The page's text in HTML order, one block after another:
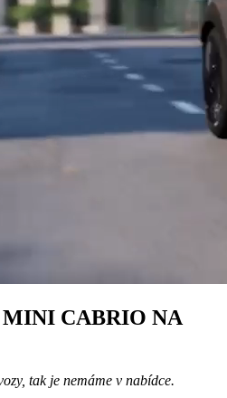
CABRIO NA
tak je nemáme v nabídce.